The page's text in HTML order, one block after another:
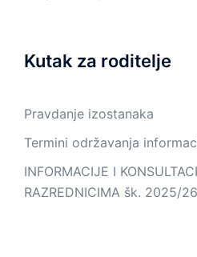
Kutak za roditelje
Pravdanje izostanaka
Termini održavanja
INFORMACIJE I
RAZREDNICIMA šk. 2025/